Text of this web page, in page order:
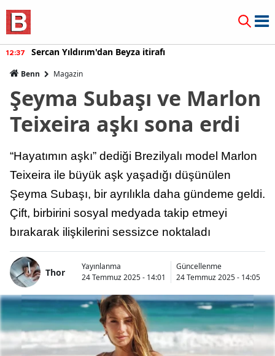
12:37 Sercan Yıldırım'dan Beyza itirafı
Benn Magazin
Şeyma Subaşı ve Marlon
Teixeira aşkı sona erdi
“Hayatımın aşkı” dediği Brezilyalı model Marlon
Teixeira ile büyük aşk yaşadığı düşünülen
Şeyma Subaşı, bir ayrılıkla daha gündeme geldi.
Çift, birbirini sosyal medyada takip etmeyi
bırakarak ilişkilerini sessizce noktaladı
Thor
Yayınlanma
24 Temmuz 2025 - 14:01
Güncellenme
24 Temmuz 2025 - 14:05